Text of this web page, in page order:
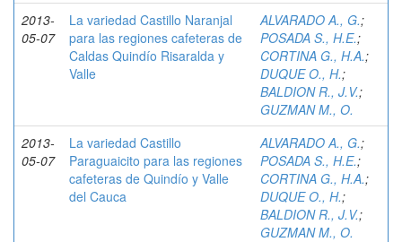
2013-
05-07
La variedad Castillo Naranjal
para las regiones cafeteras de
Caldas Quindío Risaralda y
Valle
ALVARADO A., G.;
POSADA S., H.E.;
CORTINA G., H.A.;
DUQUE O., H.;
BALDION R., J.V.;
GUZMAN M., O.
2013-
05-07
La variedad Castillo
Paraguaicito para las regiones
cafeteras de Quindío y Valle
del Cauca
ALVARADO A., G.;
POSADA S., H.E.;
CORTINA G., H.A.;
DUQUE O., H.;
BALDION R., J.V.;
GUZMAN M., O.